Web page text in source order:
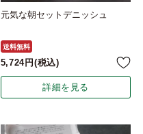
元気な朝セットデニッシュ
送料無料
5,724 税込
詳細を見る